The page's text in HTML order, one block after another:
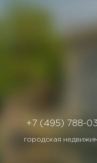
+7 (495) 788-
городская